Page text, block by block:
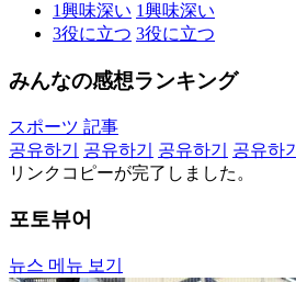
1興味深い 1興味深い
3役に立つ 3役に立つ
みんなの感想ランキング
スポーツ 記事
공유하기
공유하기 공유하기 공유하기
リンクコピーが完了しました。
포토뷰어
뉴스 메뉴 보기